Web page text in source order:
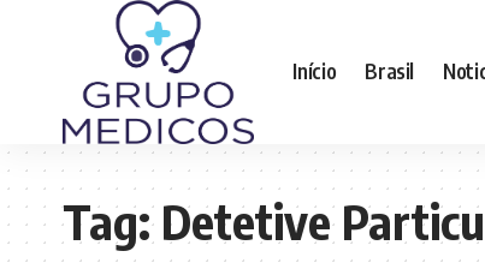
Início Brasil
Tag:Detetive